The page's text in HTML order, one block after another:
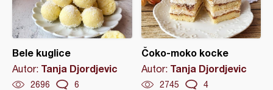
Bele kuglice
Autor: Tanja Djordjevic
2696 6
Čoko-moko kocke
Autor: Tanja Djordjevic
2745 4